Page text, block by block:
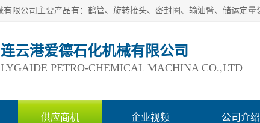
连云港爱德石化机械有限公司
LYGAIDE PETRO-CHEMICAL MACHINA CO.,LTD
供应商机 企业视频 公司介绍